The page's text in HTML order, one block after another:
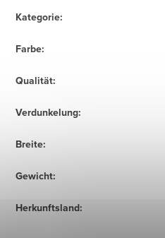
Kategorie:
Farbe:
Qualität:
Verdunkelung:
Breite:
Gewicht:
Herkunftsland: